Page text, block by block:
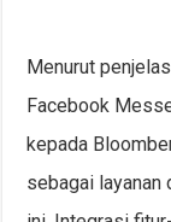
Menurut
Facebook
kepada
sebagai layanan